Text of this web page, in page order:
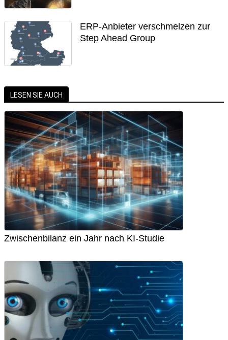
ERP-Anbieter verschmelzen zur
Step Ahead Group
LESEN SIE AUCH
Zwischenbilanz ein Jahr nach KI-Studie